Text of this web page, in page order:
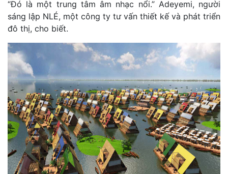
“Đó là một trung tâm âm nhạc nổi.” Adeyemi, người
sáng lập NLÉ, một công ty tư vấn thiết kế và phát triển
đô thị, cho biết.